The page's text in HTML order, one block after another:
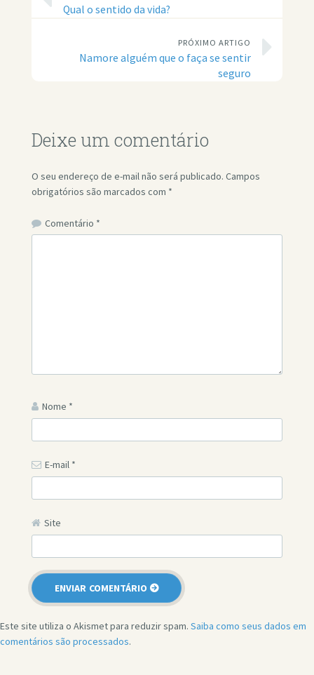
Qual o sentido da vida?
PRÓXIMO ARTIGO
Namore alguém que o faça se sentir
seguro
Deixe um comentário
O seu endereço de e-mail não será publicado. Campos
obrigatórios são marcados com *
Comentário *
Nome *
E-mail *
Site
Este site utiliza o Akismet para reduzir spam. Saiba como seus dados em
comentários são processados.